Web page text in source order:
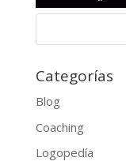
Categorías
Blog
Coaching
Logopedía